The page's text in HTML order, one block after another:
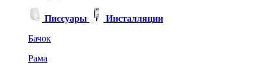
Писсуары
Инсталляции
Бачок
Рама